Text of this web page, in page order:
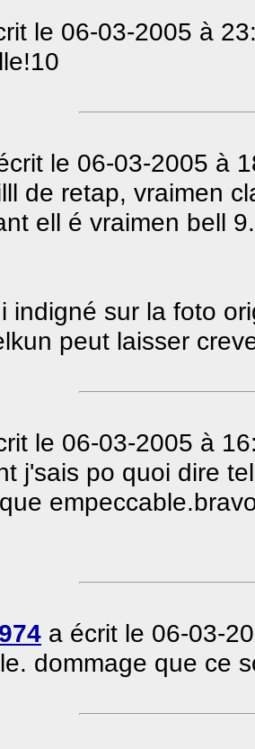
le 06-03-2005 à
le 06-03-2005 à
de retap, vraimen
ell é vraimen bell
indigné sur la foto
peut laisser
le 06-03-2005 à
j'sais po quoi dire
a écrit le 06-03-
dommage que ce